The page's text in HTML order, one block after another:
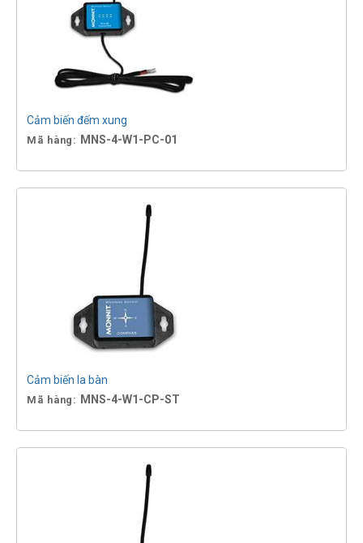
Cảm biến đếm xung
Mã hàng: MNS-4-W1-PC-01
Cảm biến la bàn
Mã hàng: MNS-4-W1-CP-ST